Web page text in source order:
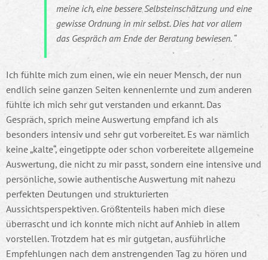
meine ich, eine bessere Selbsteinschätzung und eine
gewisse Ordnung in mir selbst. Dies hat vor allem
das Gespräch am Ende der Beratung bewiesen.
Ich fühlte mich zum einen, wie ein neuer Mensch, der nun
endlich seine ganzen Seiten kennenlernte und zum anderen
fühlte ich mich sehr gut verstanden und erkannt. Das
Gespräch, sprich meine Auswertung empfand ich als
besonders intensiv und sehr gut vorbereitet. Es war nämlich
keine „kalte“, eingetippte oder schon vorbereitete allgemeine
Auswertung, die nicht zu mir passt, sondern eine intensive und
persönliche, sowie authentische Auswertung mit nahezu
perfekten Deutungen und strukturierten
Aussichtsperspektiven. Größtenteils haben mich diese
überrascht und ich konnte mich nicht auf Anhieb in allem
vorstellen. Trotzdem hat es mir gutgetan, ausführliche
Empfehlungen nach dem anstrengenden Tag zu hören und